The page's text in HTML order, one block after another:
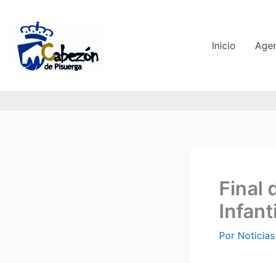
contenido
Inicio
Final
Por Noticias